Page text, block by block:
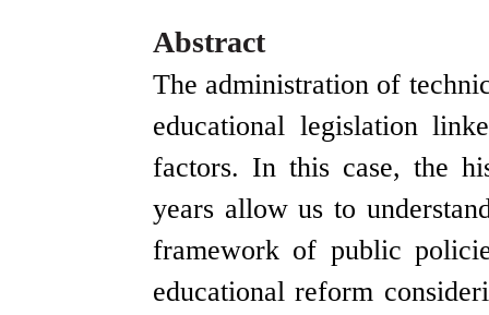
Abstract
The administration of
educational legislation
factors. In this case, the
years allow us to
framework of public
educational reform